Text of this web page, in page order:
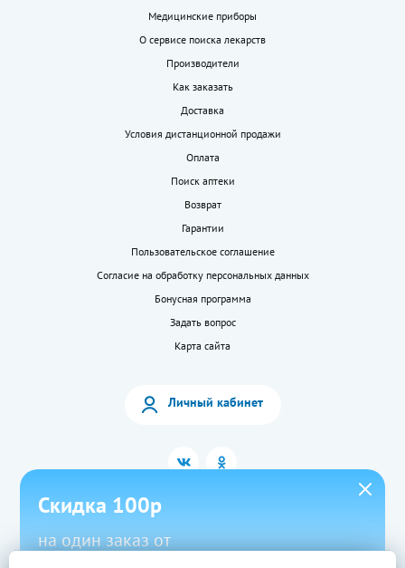
Медицинские приборы
О сервисе поиска лекарств
Производители
Как заказать
Доставка
Условия дистанционной продажи
Оплата
Поиск аптеки
Возврат
Гарантии
Пользовательское соглашение
Согласие на обработку персональных данных
Бонусная программа
Задать вопрос
Карта сайта
Личный кабинет
Скидка 100р
на один заказ от